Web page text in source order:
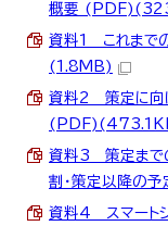
概要
資料1 これまで
(1.8MB)
資料2 策定に向け
資料3 策定まで
割・策定以降の
資料4 スマート